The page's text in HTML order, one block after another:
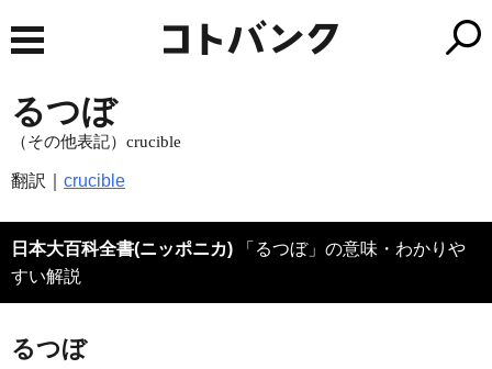
るつぼ
（その他表記）crucible
翻訳｜ crucible
日本大百科全書(ニッポニカ) 「るつぼ」の意味・わかりや
すい解説
るつぼ